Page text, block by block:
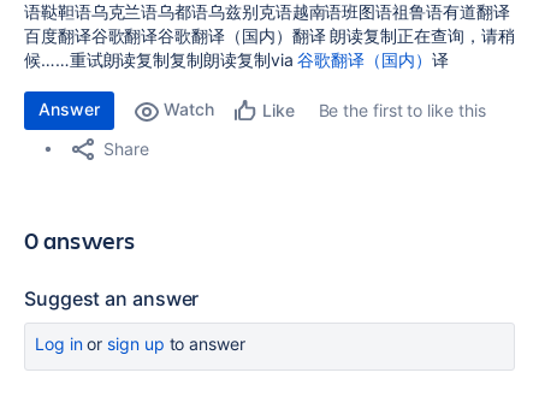
语鞑靼语乌克兰语乌都语乌兹别克语越南语班图语祖鲁语有道翻译
百度翻译谷歌翻译谷歌翻译（国内）翻译 朗读复制正在查询，请稍
候……重试朗读复制复制朗读复制via谷歌翻译（国内） 译
Answer Watch Like
Be the first to like this
Share
0 answers
Suggest an answer
Log inor sign up to answer